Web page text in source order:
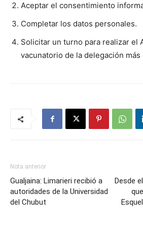
Aceptar el consentimiento
Completar los datos personales.
Solicitar un turno para realizar el
vacunatorio de la delegación más
Nota anterior
Gualjaina: Limarieri recibió a
autoridades de la Universidad
del Chubut
Desde